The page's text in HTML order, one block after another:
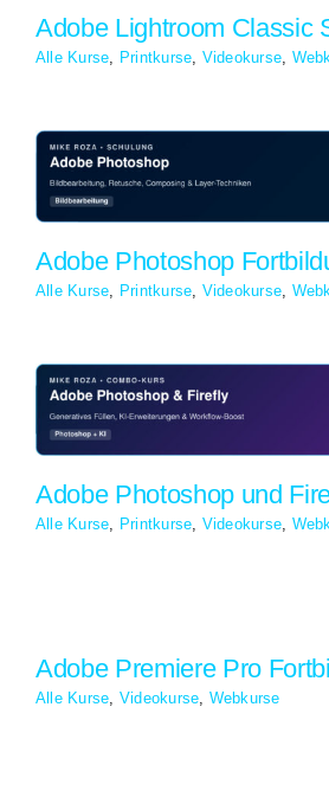
Adobe Lightroom Classic
Alle Kurse, Printkurse, Videokurse,
Adobe Photoshop
Alle Kurse, Printkurse, Videokurse,
Adobe Photoshop und
Alle Kurse, Printkurse, Videokurse,
Adobe Premiere Pro
Alle Kurse, Videokurse, Webkurse